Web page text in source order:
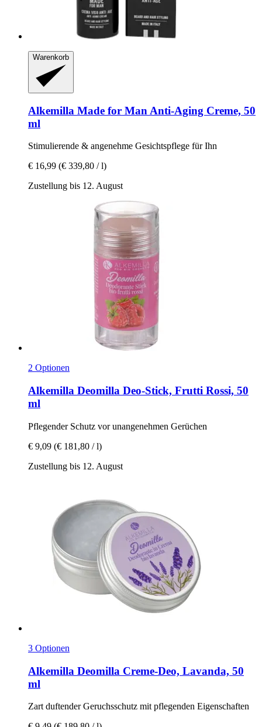
Warenkorb
Alkemilla Made for Man Anti-​Aging Creme, 50
ml
Stimulierende & angenehme Gesichtspflege für Ihn
€ 16,99 (€ 339,80 / l)
Zustellung bis 12. August
2 Optionen
Alkemilla Deomilla Deo-​Stick, Frutti Rossi, 50
ml
Pflegender Schutz vor unangenehmen Gerüchen
€ 9,09 (€ 181,80 / l)
Zustellung bis 12. August
3 Optionen
Alkemilla Deomilla Creme-​Deo, Lavanda, 50
ml
Zart duftender Geruchsschutz mit pflegenden Eigenschaften